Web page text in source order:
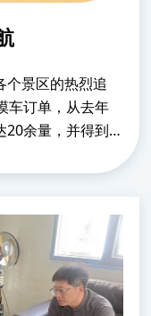
个景区的热烈追
车订单，从去年
20余量，并得到
段，我公司开发